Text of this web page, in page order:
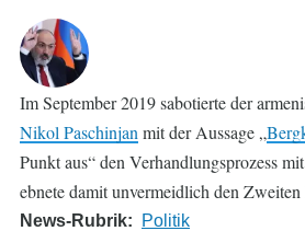
Im September 2019 sabotierte der
Nikol Paschinjan mit der Aussage „
Punkt aus“ den Verhandlungsprozess
ebnete damit unvermeidlich den
News-Rubrik Politik